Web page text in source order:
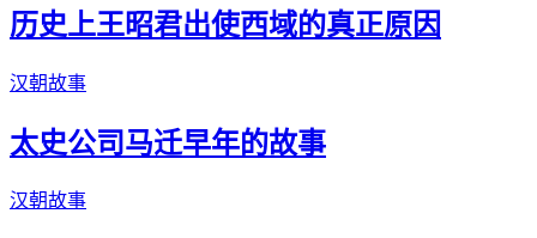
历史上王昭君出使西域的真正原因
汉朝故事
太史公司马迁早年的故事
汉朝故事